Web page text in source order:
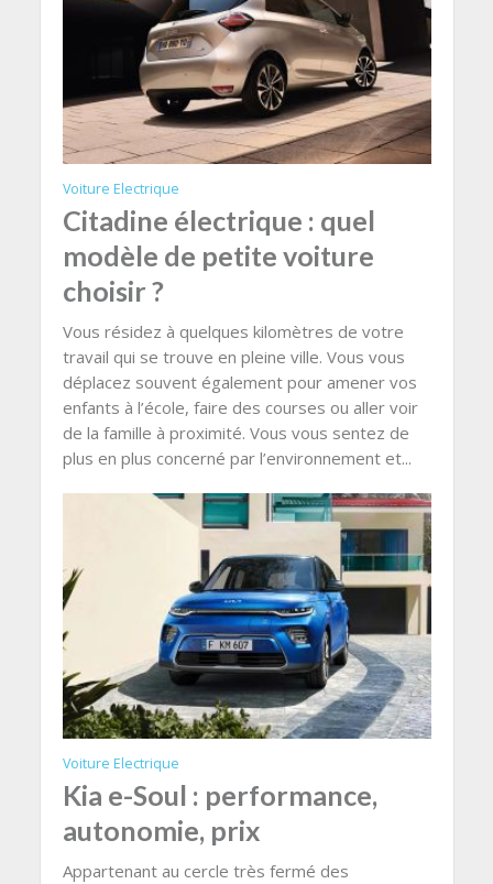
Voiture Electrique
Citadine électrique : quel
modèle de petite voiture
choisir ?
Vous résidez à quelques kilomètres de votre
travail qui se trouve en pleine ville. Vous vous
déplacez souvent également pour amener vos
enfants à l’école, faire des courses ou aller voir
de la famille à proximité. Vous vous sentez de
plus en plus concerné par l’environnement et...
Voiture Electrique
Kia e-Soul : performance,
autonomie, prix
Appartenant au cercle très fermé des